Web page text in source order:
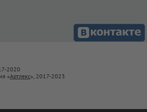
2020
«Артлекс», 2017-2023